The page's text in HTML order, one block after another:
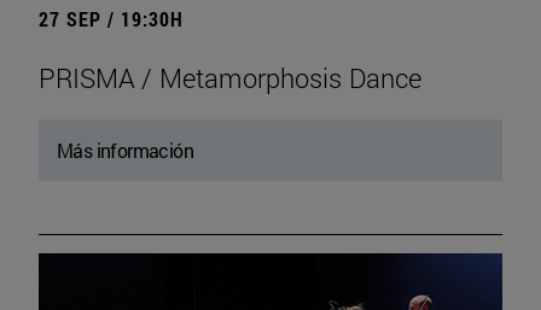
27 SEP / 19:30H
PRISMA / Metamorphosis Dance
Más información